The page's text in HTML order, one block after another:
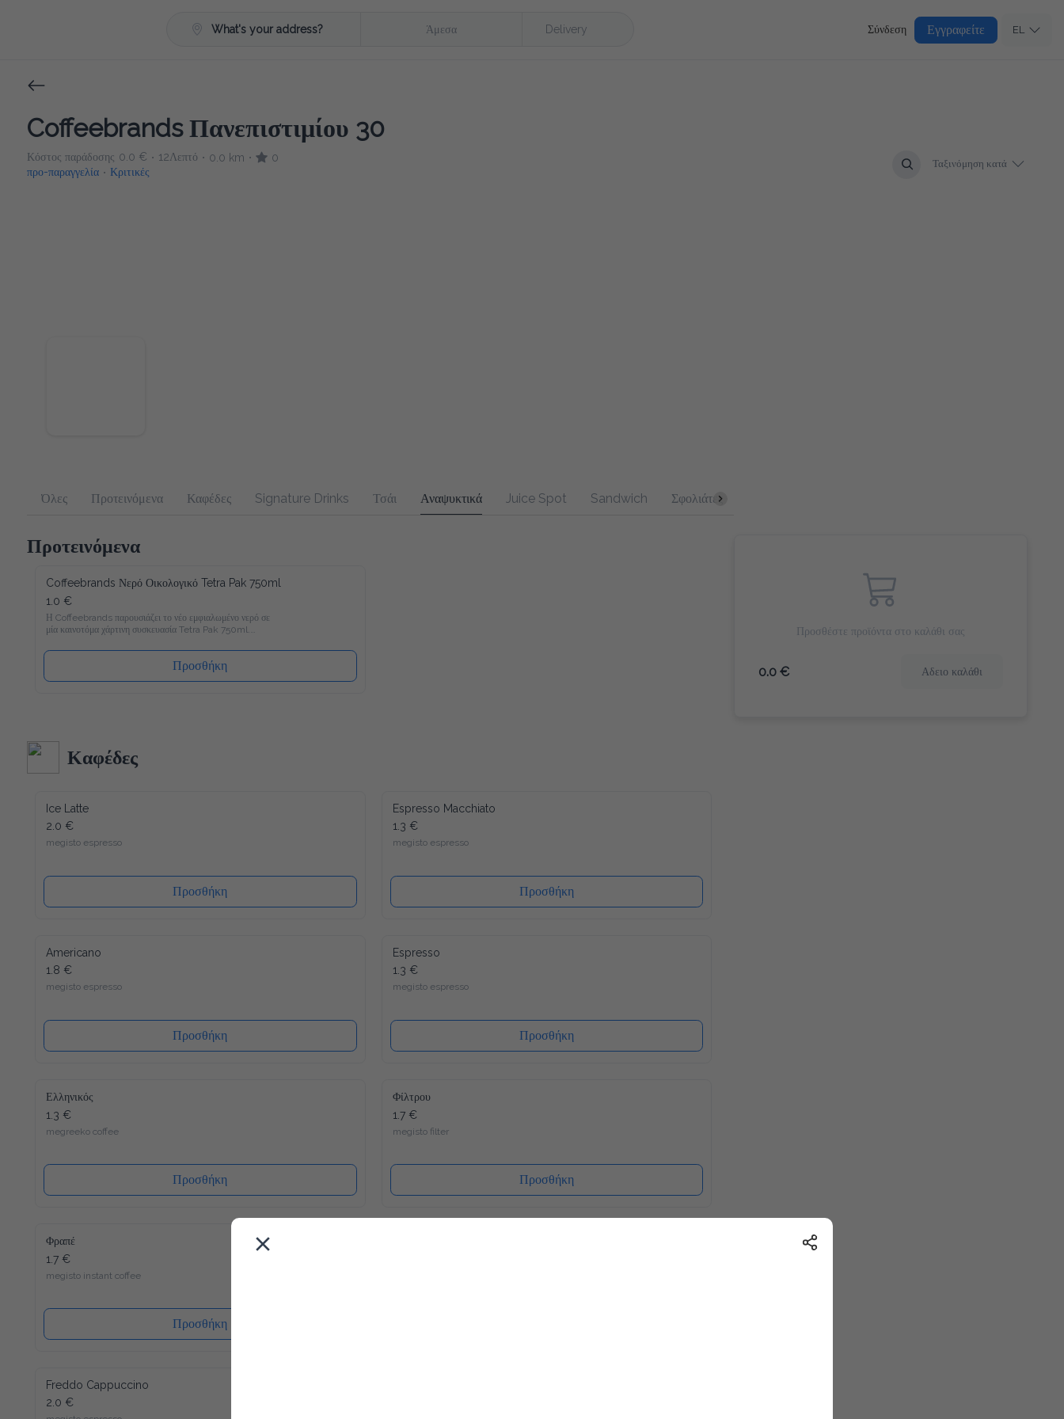
What's your address? Άμεσα Delivery Σύνδεση Εγγραφείτε EL
Coffeebrands Πανεπιστιμίου 30
Κόστος παράδοσης 0.0 € • 12Λεπτό • 0.0 km •
0
προ-παραγγελία • Κριτικές
Ταξινόμηση κατά
Όλες Προτεινόμενα Καφέδες Signature Drinks Τσάι Αναψυκτικά Juice Spot Sandwich Σφολιάτες
Προτεινόμενα
Coffeebrands Νερό Οικολογικό Tetra Pak 750ml
1.0 €
Η Coffeebrands παρουσιάζει το νέο εμφιαλωμένο νερό σε
μία καινοτόμα χάρτινη συσκευασία Tetra Pak 750ml.
ιδανικές αναλογίες μετάλλων και σε χάρτινη συσκευασία Tetra
Pak που θα επιτρέπει στους καταναλωτές μας να
απολαμβάνουν το εμφιαλωμένο νερό με νέο και φιλικό προς
λιγότερο δυνατό αντίκτυπο στο περιβάλλον. Ενώ ένα άλλο
πλεονέκτημα είναι ότι το καπάκι κλείνει ξανά, μετά από κάθε
χρήση, έτσι ώστε το νερό να διατηρείται πάντα φρέσκο ​​και
Προσθήκη
Καφέδες
Ice Latte
2.0 €
megisto espresso
Προσθήκη
Espresso Macchiato
1.3 €
megisto espresso
Προσθήκη
Americano
1.8 €
megisto espresso
Προσθήκη
Espresso
1.3 €
megisto espresso
Προσθήκη
Ελληνικός
1.3 €
megreeko coffee
Προσθήκη
Φίλτρου
1.7 €
megisto filter
Προσθήκη
Φραπέ
1.7 €
megisto instant coffee
Προσθήκη
Freddo Cappuccino
2.0 €
Προσθέστε προϊόντα στο καλάθι σας
0.0 € Αδειο καλάθι